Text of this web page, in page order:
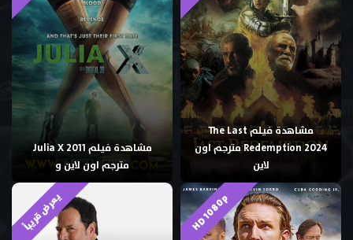
مشاهدة فيلم The Last
Redemption 2024 مترجم اون
لاين
مشاهدة فيلم Julia X 2011
مترجم اون لاين و
HD 1080p يعرض قريباً